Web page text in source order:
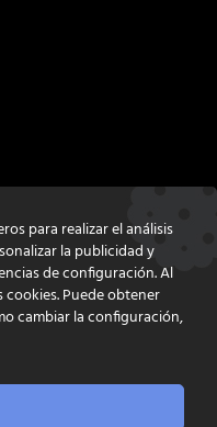
para realizar el análisis
la publicidad y
de configuración. Al
Puede obtener
cambiar la configuración,